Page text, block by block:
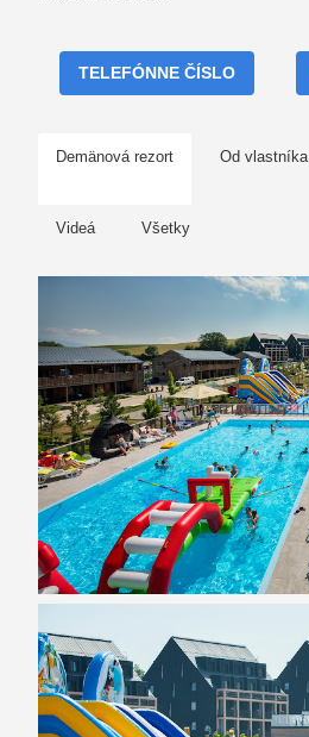
TELEFÓNNE ČÍSLO
Demänová rezort Od vlastníka
Videá Všetky